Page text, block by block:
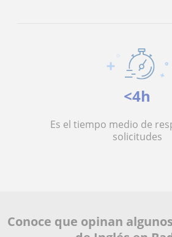
<4h
Es el tiempo medio de
solicitudes
Conoce que opinan